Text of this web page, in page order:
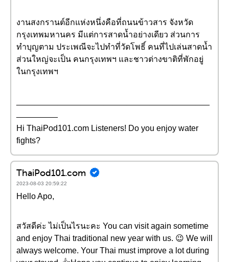
งานสงกรานต์อีกแห่งหนึ่งคือที่ถนนข้าวสาร จังหวัด
กรุงเทพมหานคร มีแต่การสาดน้ำอย่างเดียว ส่วนการ
ทำบุญตาม ประเพณีจะไปทำที่วัดโพธิ์ คนที่ไปเล่นสาดน้ำ
ส่วนใหญ่จะเป็น คนกรุงเทพฯ และชาวต่างขาติที่พักอยู่
ในกรุงเทพฯ
Hi ThaiPod101.com Listeners! Do you enjoy water
fights?
ThaiPod101.com
2023-08-03 20:59:22
Hello Apo,
สวัสดีค่ะ ไม่เป็นไรนะคะ You can visit again sometime
and enjoy Thai traditional new year with us. 😉 We will
always welcome. Your Thai must improve a lot during